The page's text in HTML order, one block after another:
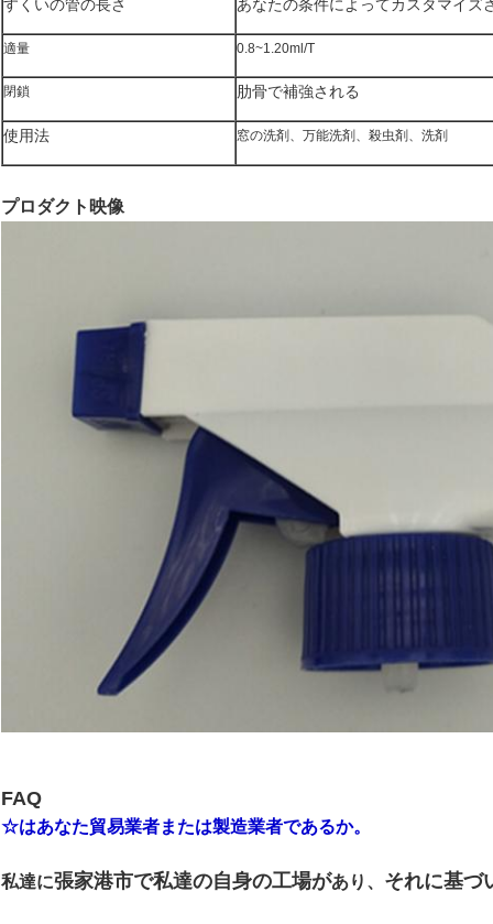
すくいの管の長さ あなたの条件によってカスタマイズ
適量 0.8~1.20ml/T
閉鎖 肋骨で補強される
使用法 窓の洗剤、万能洗剤、殺虫剤、洗剤
プロダクト映像
FAQ
☆はあなた貿易業者または製造業者であるか。
私達に張家港市で私達の自身の工場があり、 それに基づ